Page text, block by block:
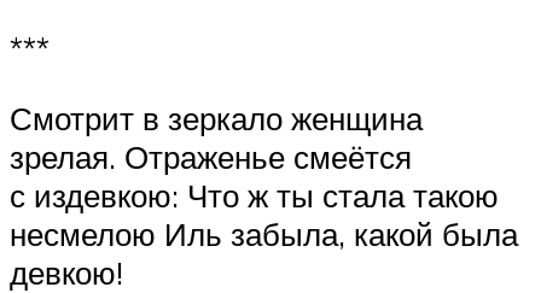
***
Смотрит в зеркало женщина
зрелая. Отраженье смеётся
с издевкою: Что ж ты стала такою
несмелою Иль забыла, какой была
девкою!